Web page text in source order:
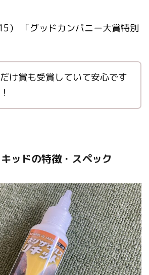
） 「グッドカンパニー大賞特別
け賞も受賞していて安心です
ッドの特徴・スペック